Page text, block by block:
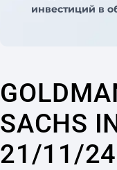
инвестиций в
SACHS
21/11/24